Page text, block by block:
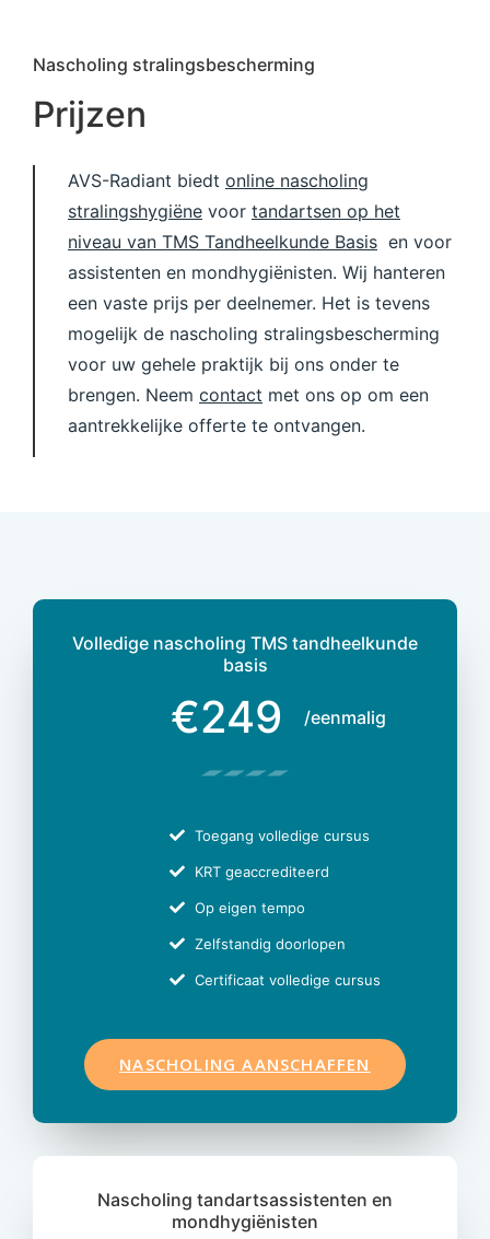
Nascholing stralingsbescherming
Prijzen
AVS-Radiant biedt online nascholing
stralingshygiëne voor tandartsen op het
niveau van TMS Tandheelkunde Basis en voor
assistenten en mondhygiënisten. Wij hanteren
een vaste prijs per deelnemer. Het is tevens
mogelijk de nascholing stralingsbescherming
voor uw gehele praktijk bij ons onder te
brengen. Neem contact met ons op om een
aantrekkelijke offerte te ontvangen.
Volledige nascholing TMS tandheelkunde
basis
€249 /eenmalig
Toegang volledige cursus
KRT geaccrediteerd
Op eigen tempo
Zelfstandig doorlopen
Certificaat volledige cursus
NASCHOLING AANSCHAFFEN
Nascholing tandartsassistenten en
mondhygiënisten